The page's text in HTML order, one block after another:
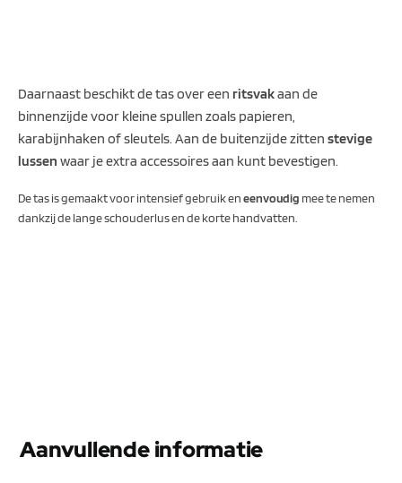
Daarnaast beschikt de tas over een ritsvakaan de
binnenzijde voor kleine spullen zoals papieren,
karabijnhaken of sleutels. Aan de buitenzijde zitten stevige
lussen waar je extra accessoires aan kunt bevestigen.
De tas is gemaakt voor intensief gebruik eneenvoudig mee te nemen
dankzij de lange schouderlus en de korte handvatten.
Aanvullende informatie